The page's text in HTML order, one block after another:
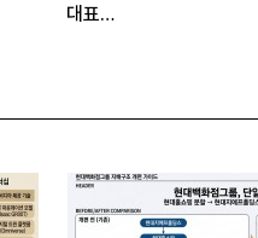
3상 실패 1